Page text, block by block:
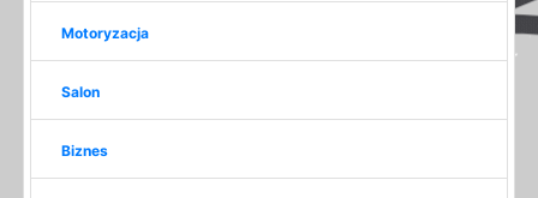
Motoryzacja
Salon
Biznes